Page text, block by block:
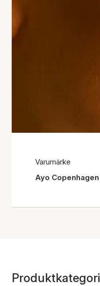
Varumärke
Ayo Copenhagen
Produktkategori